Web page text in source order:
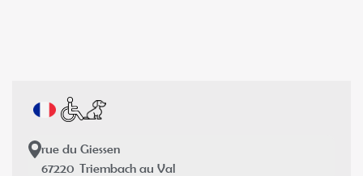
rue du Giessen
67220 Triembach au Val